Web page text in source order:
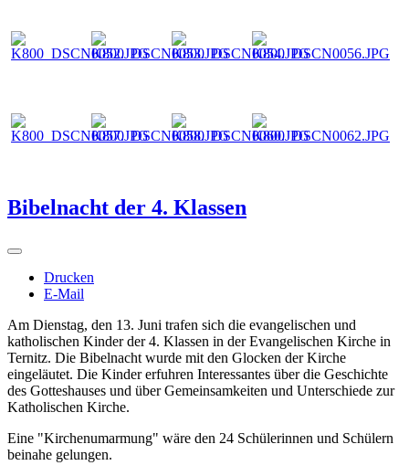
Bibelnacht der 4. Klassen
Drucken
E-Mail
Am Dienstag, den 13. Juni trafen sich die evangelischen und
katholischen Kinder der 4. Klassen in der Evangelischen Kirche in
Ternitz. Die Bibelnacht wurde mit den Glocken der Kirche
eingeläutet. Die Kinder erfuhren Interessantes über die Geschichte
des Gotteshauses und über Gemeinsamkeiten und Unterschiede zur
Katholischen Kirche.
Eine "Kirchenumarmung" wäre den 24 Schülerinnen und Schülern
beinahe gelungen.